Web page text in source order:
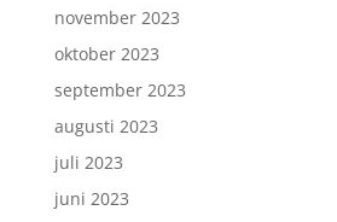
november 2023
oktober 2023
september 2023
augusti 2023
juli 2023
juni 2023